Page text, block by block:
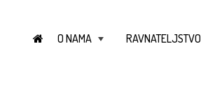
O NAMA RAVNATELJSTVO